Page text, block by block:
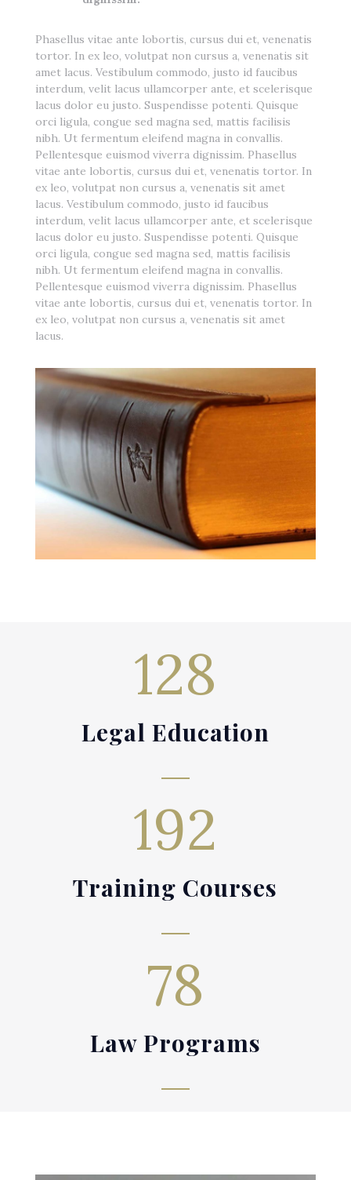
Phasellus vitae ante lobortis, cursus dui et, venenatis
tortor. In ex leo, volutpat non cursus a, venenatis sit
amet lacus. Vestibulum commodo, justo id faucibus
interdum, velit lacus ullamcorper ante, et scelerisque
lacus dolor eu justo. Suspendisse potenti. Quisque
orci ligula, congue sed magna sed, mattis facilisis
nibh. Ut fermentum eleifend magna in convallis.
Pellentesque euismod viverra dignissim. Phasellus
vitae ante lobortis, cursus dui et, venenatis tortor. In
ex leo, volutpat non cursus a, venenatis sit amet
lacus. Vestibulum commodo, justo id faucibus
interdum, velit lacus ullamcorper ante, et scelerisque
lacus dolor eu justo. Suspendisse potenti. Quisque
orci ligula, congue sed magna sed, mattis facilisis
nibh. Ut fermentum eleifend magna in convallis.
Pellentesque euismod viverra dignissim. Phasellus
vitae ante lobortis, cursus dui et, venenatis tortor. In
ex leo, volutpat non cursus a, venenatis sit amet
lacus.
128
Legal Education
192
Training Courses
78
Law Programs